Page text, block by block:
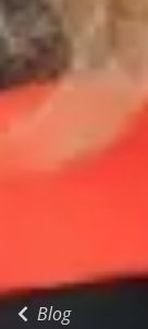
Blog